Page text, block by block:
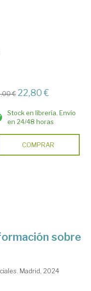
€ 22,80 €
Stock en librería. Envío
en 24/48 horas
COMPRAR
sobre
Madrid, 2024